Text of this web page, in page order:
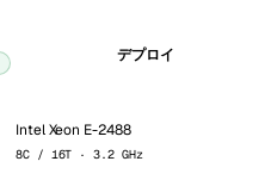
デプロイ
Intel Xeon E-2488
8C / 16T · 3.2 GHz